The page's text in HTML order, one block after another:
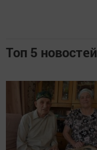
Топ 5 новостей